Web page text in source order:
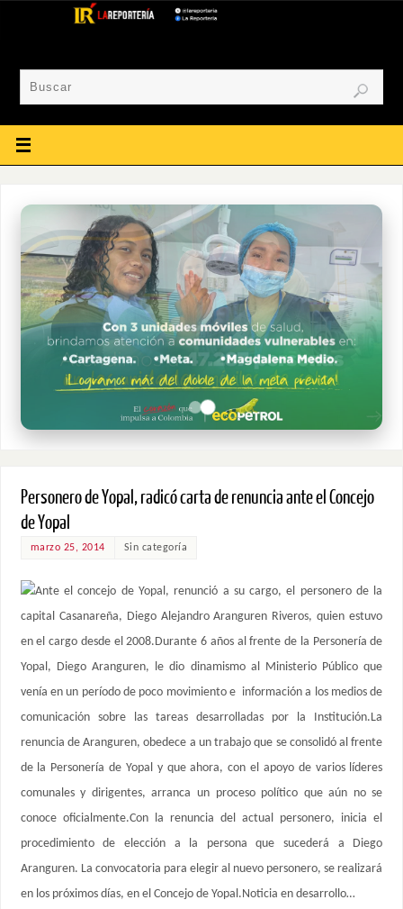
Personero de Yopal, radicó carta de renuncia ante el Concejo
de Yopal
marzo 25, 2014 Sin categoría
Ante el concejo de Yopal, renunció a su cargo, el personero de la
capital Casanareña, Diego Alejandro Aranguren Riveros, quien estuvo
en el cargo desde el 2008.Durante 6 años al frente de la Personería de
Yopal, Diego Aranguren, le dio dinamismo al Ministerio Público que
venía en un período de poco movimiento e información a los medios de
comunicación sobre las tareas desarrolladas por la Institución.La
renuncia de Aranguren, obedece a un trabajo que se consolidó al frente
de la Personería de Yopal y que ahora, con el apoyo de varios líderes
comunales y dirigentes, arranca un proceso político que aún no se
conoce oficialmente.Con la renuncia del actual personero, inicia el
procedimiento de elección a la persona que sucederá a Diego
Aranguren. La convocatoria para elegir al nuevo personero, se realizará
en los próximos días, en el Concejo de Yopal.Noticia en desarrollo…